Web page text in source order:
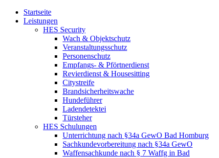
Startseite
Leistungen
HES Security
Wach & Objektschutz
Veranstaltungsschutz
Personenschutz
Empfangs- & Pförtnerdienst
Revierdienst & Housesitting
Citystreife
Brandsicherheitswache
Hundeführer
Ladendetektei
Türsteher
HES Schulungen
Unterrichtung nach §34a GewO Bad Homburg
Sachkundevorbereitung nach §34a GewO
Waffensachkunde nach § 7 Waffg in Bad